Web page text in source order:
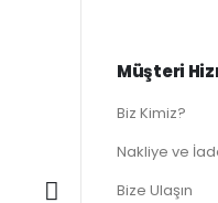
Müşteri
Biz Kimiz?
Nakliye ve
Bize Ulaşın